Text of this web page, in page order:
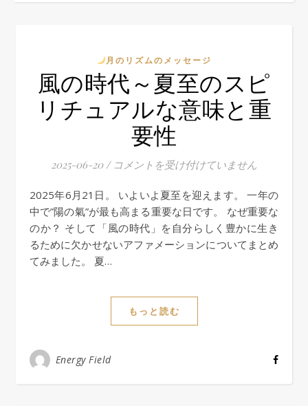
月のリズムのメッセージ
風の時代～夏至のスピ
リチュアルな意味と重
要性
2025-06-20 / 風の時代～夏至のスピリチュアルな意味
コメントを受け付けていません
2025年6月21日。 いよいよ夏至を迎えます。 一年の
中で”陽の氣”が最も高まる重要な日です。 なぜ重要な
のか？ そして「風の時代」を自分らしく豊かに生き
るために欠かせないアファメーションについてまとめ
てみました。 夏…
もっと読む
Energy Field